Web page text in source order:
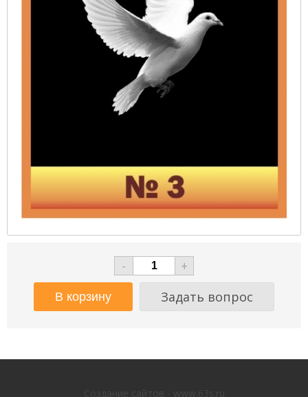
-
+
Задать вопрос
Создание сайтов - www.63s.ru